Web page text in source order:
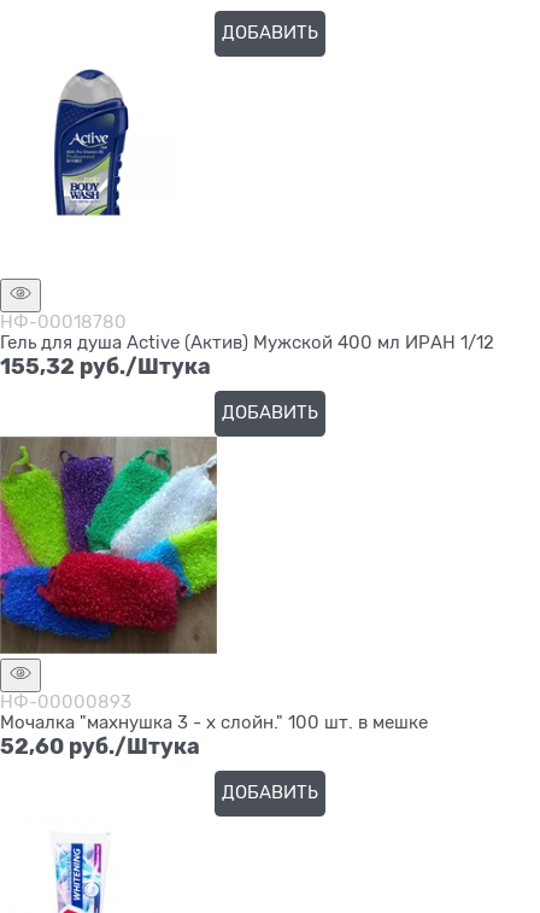
ДОБАВИТЬ
НФ-00018780
Гель для душа Active (Актив) Мужской 400 мл ИРАН 1/12
155,32 руб./Штука
ДОБАВИТЬ
НФ-00000893
Мочалка "махнушка 3 - х слойн." 100 шт. в мешке
52,60 руб./Штука
ДОБАВИТЬ